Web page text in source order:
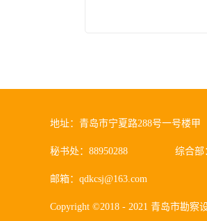
地址：青岛市宁夏路288号一号楼甲
秘书处：88950288 综合部
邮箱：qdkcsj@163.com
Copyright ©2018 - 2021 青岛市勘察